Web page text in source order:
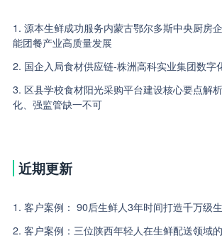
1. 源本生鲜成功服务内蒙古鄂尔多斯中央厨
能团餐产业高质量发展
2. 国企入局食材供应链-株洲高科实业集团数字
3. 区县学校食材阳光采购平台建设核心要点解
化、强监管缺一不可
近期更新
1. 客户案例： 90后生鲜人3年时间打造千万级
2. 客户案例：三位陕西年轻人在生鲜配送领域